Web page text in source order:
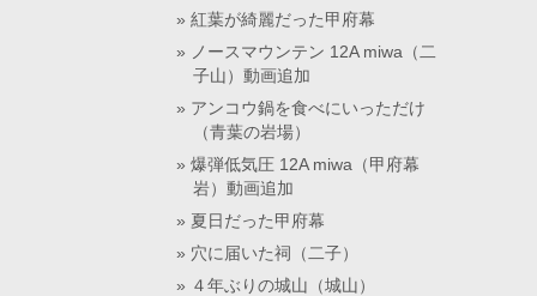
紅葉が綺麗だった甲府幕
ノースマウンテン 12A miwa（二
子山）動画追加
アンコウ鍋を食べにいっただけ
（青葉の岩場）
爆弾低気圧 12A miwa（甲府幕
岩）動画追加
夏日だった甲府幕
穴に届いた祠（二子）
４年ぶりの城山（城山）